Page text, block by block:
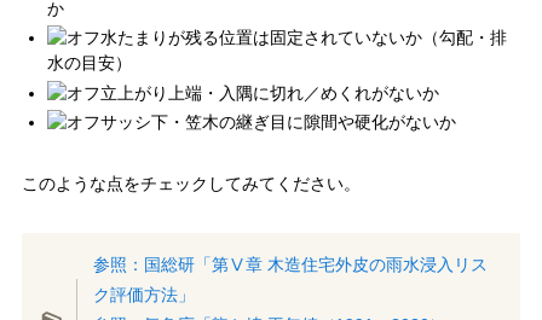
か
水たまりが残る位置は固定されていないか（勾配・排
水の目安）
立上がり上端・入隅に切れ／めくれがないか
サッシ下・笠木の継ぎ目に隙間や硬化がないか
このような点をチェックしてみてください。
参照：国総研「第Ⅴ章 木造住宅外皮の雨水浸入リス
ク評価方法」